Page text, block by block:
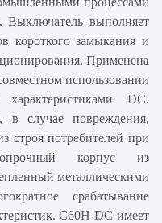
Выключатель выполняет
короткого замыкания и
Применена
использовании
DC.
в случае повреждения,
строя потребителей при
корпус из
металлическими
C60H-DC имеет